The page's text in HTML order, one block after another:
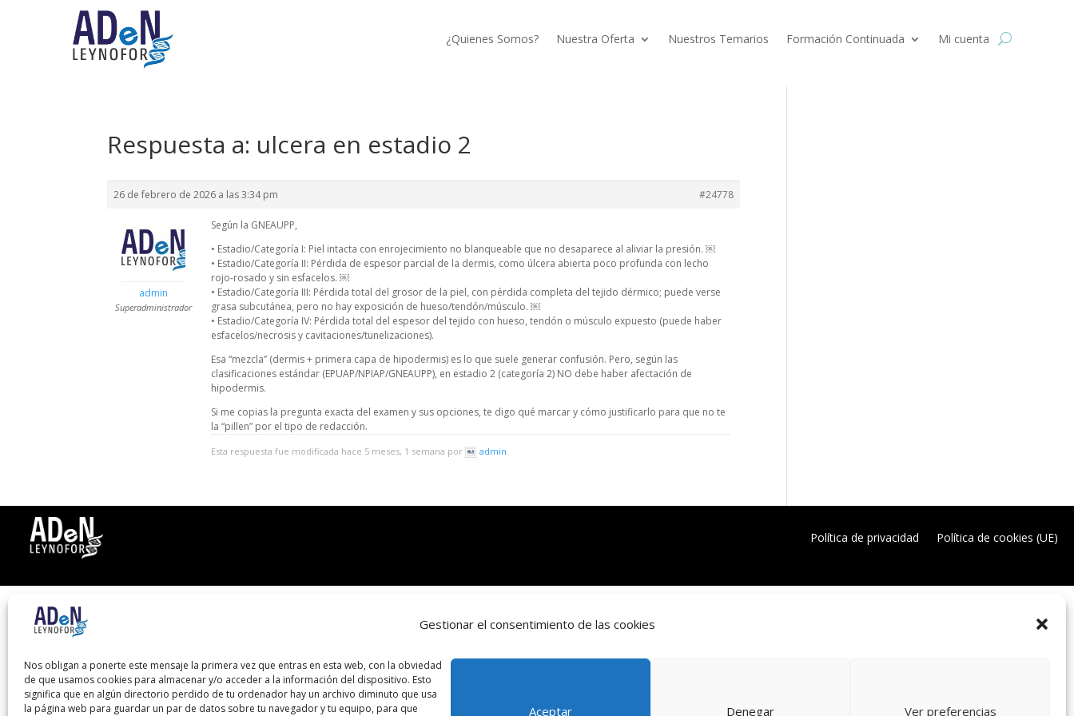
Gestionar el consentimiento de las cookies
Nos obligan a ponerte este mensaje la primera vez que entras en esta web, con la obviedad
de que usamos cookies para almacenar y/o acceder a la información del dispositivo. Esto
significa que en algún directorio perdido de tu ordenador hay un archivo diminuto que usa
la página web para guardar un par de datos sobre tu navegador y tu equipo, para que
Aceptar Denegar Ver preferencias
¿Quienes Somos? Nuestra Oferta Nuestros Temarios Formación Continuada Mi cuenta
Respuesta a: ulcera en estadio 2
26 de febrero de 2026 a las 3:34 pm #24778
admin
Superadministrador
Según la GNEAUPP,
• Estadio/Categoría I: Piel intacta con enrojecimiento no blanqueable que no desaparece al aliviar la presión. ￼
• Estadio/Categoría II: Pérdida de espesor parcial de la dermis, como úlcera abierta poco profunda con lecho
rojo-rosado y sin esfacelos. ￼
• Estadio/Categoría III: Pérdida total del grosor de la piel, con pérdida completa del tejido dérmico; puede verse
grasa subcutánea, pero no hay exposición de hueso/tendón/músculo. ￼
• Estadio/Categoría IV: Pérdida total del espesor del tejido con hueso, tendón o músculo expuesto (puede haber
esfacelos/necrosis y cavitaciones/tunelizaciones).
Esa “mezcla” (dermis + primera capa de hipodermis) es lo que suele generar confusión. Pero, según las
clasificaciones estándar (EPUAP/NPIAP/GNEAUPP), en estadio 2 (categoría 2) NO debe haber afectación de
hipodermis.
Si me copias la pregunta exacta del examen y sus opciones, te digo qué marcar y cómo justificarlo para que no te
la “pillen” por el tipo de redacción.
Esta respuesta fue modificada hace 5 meses, 1 semana por admin
Política de privacidad Política de cookies (UE)